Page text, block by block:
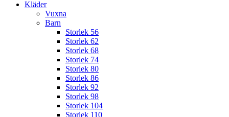
Kläder
Vuxna
Barn
Storlek 56
Storlek 62
Storlek 68
Storlek 74
Storlek 80
Storlek 86
Storlek 92
Storlek 98
Storlek 104
Storlek 110